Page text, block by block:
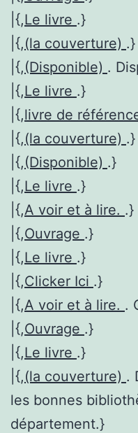
|{,Le livre .}
|{,(la couverture) .}
|{,(Disponible) .
|{,Le livre .}
|{,livre de
|{,(la couverture) .}
|{,(Disponible) .}
|{,Le livre .}
|{,A voir et à lire. .}
|{,Ouvrage .}
|{,Le livre .}
|{,Clicker Ici .}
|{,A voir et à lire. .
|{,Ouvrage .}
|{,Le livre .}
|{,(la couverture) .
les bonnes
département.}